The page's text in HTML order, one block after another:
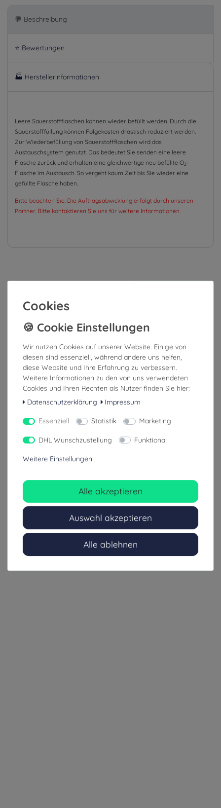
💬 Beschreibung
⭐ Bewertungen
🏭 Herstellerinformationen
Leere Sauerstoffflaschen können wieder befüllt werden. Durch die
Sauerstofffüllung können Folgekosten drastisch reduziert werden.
Zur Wiederbefüllung von Sauerstoffflaschen wird das
Austauschsystem genutzt. Das bedeutet Sie senden eine leere
Flasche zurück und erhalten eine gleichwertige neu befüllte O2-
Flasche im Austausch. So vergeht kaum Zeit bis Sie wieder eine
gefüllte Flasche haben.
Bitte beachten Sie: Die Auftragsabwicklung erfolgt durch unseren
Partner. Bitte kontaktieren Sie uns für weitere Informationen.
Cookies
Wir nutzen Cookies auf unserer Website. Einige von
diesen sind essenziell, während andere uns helfen,
diese Website und Ihre Erfahrung zu verbessern.
Weitere Informationen zu den von uns verwendeten
Cookies und Ihren Rechten als Nutzer finden Sie hier:
Datenschutzerklärung
Impressum
Essenziell Statistik Marketing
DHL Wunschzustellung Funktional
Weitere Einstellungen
Alle akzeptieren
Auswahl akzeptieren
Alle ablehnen